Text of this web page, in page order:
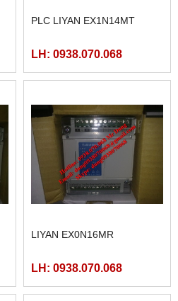
PLC LIYAN EX1N14MT
LH: 0938.070.068
LIYAN EX0N16MR
LH: 0938.070.068